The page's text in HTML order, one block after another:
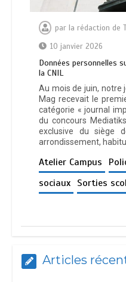
par la rédaction de
10 janvier 2026
Données personnelles
la CNIL
Au mois de juin, notre
Mag recevait le
catégorie « journal
du concours
exclusive du siège
arrondissement,
Atelier Campus
sociaux Sorties
Articles